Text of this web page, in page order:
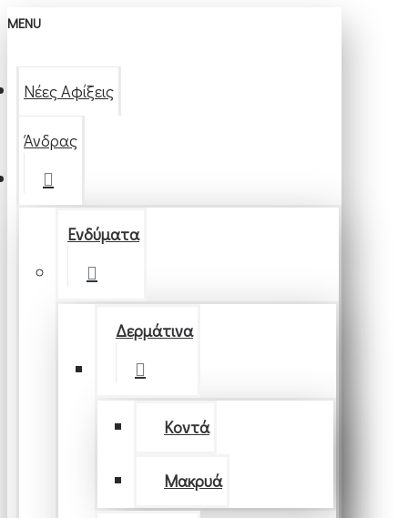
MENU
Νέες Αφίξεις
Άνδρας
Ενδύματα
Δερμάτινα
Κοντά
Μακρυά